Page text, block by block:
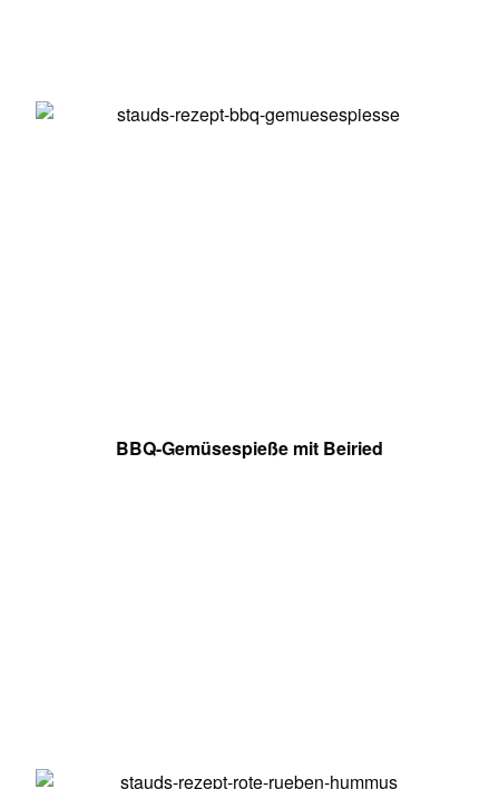
BBQ-Gemüsespieße mit Beiried